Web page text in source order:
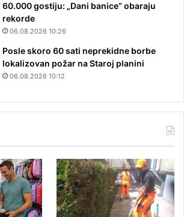
60.000 gostiju: „Dani banice“ obaraju
rekorde
06.08.2026 10:26
Posle skoro 60 sati neprekidne borbe
lokalizovan požar na Staroj planini
06.08.2026 10:12